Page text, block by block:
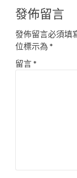
發佈留言
發佈留言必須填
位標示為 *
留言*